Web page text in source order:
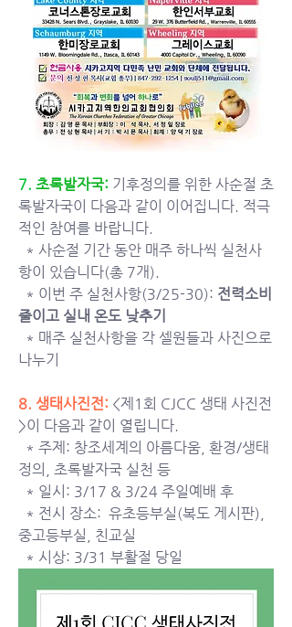
7. 초록발자국: 기후정의를 위한 사순절 초
록발자국이 다음과 같이 이어집니다. 적극
적인 참여를 바랍니다.
* 사순절 기간 동안 매주 하나씩 실천사
항이 있습니다(총 7개).
* 이번 주 실천사항(3/25-30): 전력소비
줄이고 실내 온도 낮추기
* 매주 실천사항을 각 셀원들과 사진으로
나누기
8. 생태사진전: <제1회 CJCC 생태 사진전
>이 다음과 같이 열립니다.
* 주제: 창조세계의 아름다움, 환경/생태
정의, 초록발자국 실천 등
* 일시: 3/17 & 3/24 주일예배 후
* 전시 장소:  유초등부실(복도 게시판),
중고등부실, 친교실
* 시상: 3/31 부활절 당일